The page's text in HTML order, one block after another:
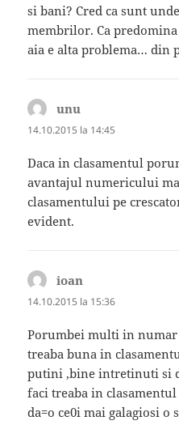
si bani? Cred ca sunt
membrilor. Ca
aia e alta problema… din
unu
14.10.2015 la 14:45
Daca in clasamentul
avantajul numericului
clasamentului pe
evident.
ioan
14.10.2015 la 15:36
Porumbei multi in numar
treaba buna in
putini ,bine intretinuti si
faci treaba in
da=o ce0i mai galagiosi o